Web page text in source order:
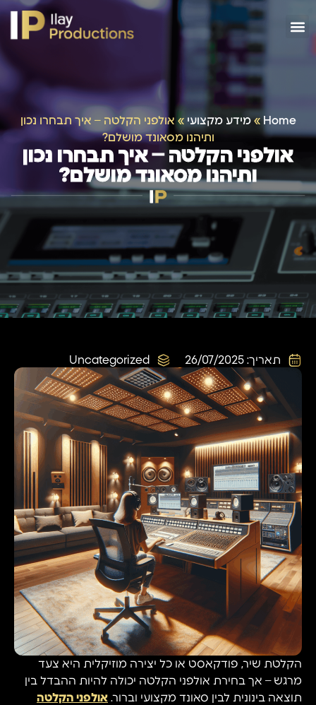
Home
»מידע מקצועי » אולפני הקלטה – איך תבחרו נכון
ותיהנו מסאונד מושלם?
אולפני הקלטה – איך תבחרו נכון
ותיהנו מסאונד מושלם?
תאריך: 26/07/2025
Uncategorized
הקלטת שיר, פודקאסט או כל יצירה מוזיקלית היא צעד
מרגש – אך בחירת אולפני הקלטה יכולה להיות ההבדל בין
תוצאה בינונית לבין סאונד מקצועי וברור. אולפני הקלטה